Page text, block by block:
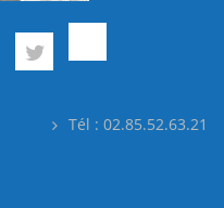
Tél : 02.85.52.63.21